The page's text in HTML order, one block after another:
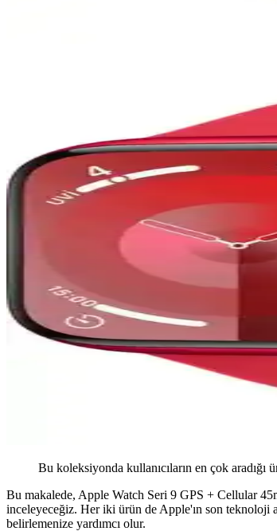
Bu koleksiyonda kullanıcıların en çok aradığı
Bu makalede, Apple Watch Seri 9 GPS + Cellular
inceleyeceğiz. Her iki ürün de Apple'ın son teknoloji
belirlemenize yardımcı olur.